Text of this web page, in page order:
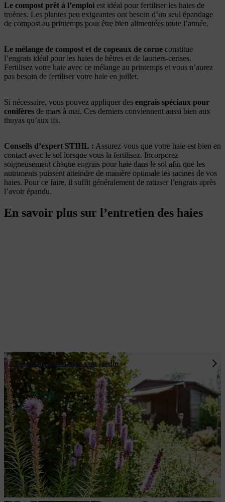
Le compost prêt à l’emploi est idéal pour fertiliser les haies de
troènes. Les plantes peu exigeantes ont besoin d’un seul épandage
de compost au printemps pour être bien alimentées toute l’année.
Le mélange de compost et de copeaux de corne constitue
l’engrais idéal pour les haies de hêtres et de lauriers-cerises.
Fertilisez votre haie avec ce mélange au printemps et vous n’aurez
pas besoin de fertiliser votre haie en juillet.
Si nécessaire, vous pouvez appliquer des engrais spéciaux pour
conifères de mars à mai. Ces derniers conviennent aussi bien aux
thuyas qu’aux ifs.
Conseils d’expert STIHL : Assurez-vous que votre haie est bien en
contact avec le sol lorsque vous la fertilisez. Incorporez
soigneusement chaque engrais pour haie dans le sol afin que les
nutriments puissent atteindre de manière optimale les racines de vos
haies. Pour ce faire, il suffit généralement de ratisser l’engrais après
l’avoir épandu.
En savoir plus sur l’entretien des haies
Comment aménager son jardin